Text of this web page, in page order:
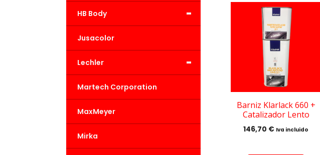
Barniz Klarlack 660 +
Catalizador Lento
146,70 € Iva incluido
-
HB Body
Jusacolor
-
Lechler
Martech Corporation
MaxMeyer
Mirka